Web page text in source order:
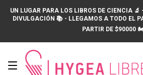
UN LUGAR PARA LOS LIBROS DE CIENCIA 🔬
DIVULGACIÓN 📚 - LLEGAMOS A TODO EL
PARTIR DE $90000